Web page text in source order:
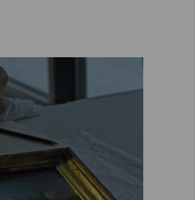
kulturtouristische Ziele
17.–19. Jh.
Malerei 20./21. Jh.
Sammlung
Angebote für Erwachsene
Angebote für Kitas